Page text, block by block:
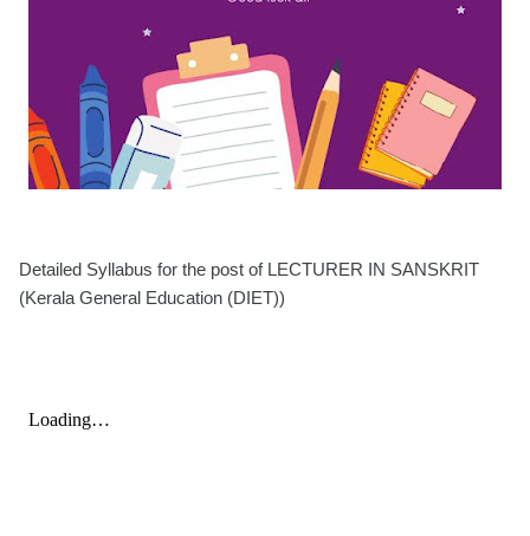
Detailed Syllabus for the post of LECTURER IN SANSKRIT
(Kerala General Education (DIET))